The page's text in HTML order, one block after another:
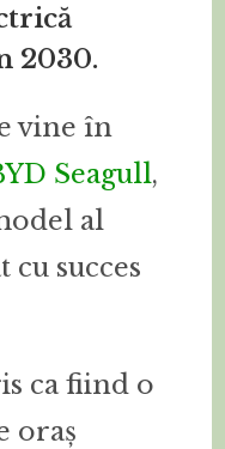
2030.
vine în
Seagull,
al
cu succes
ca fiind o
oraș